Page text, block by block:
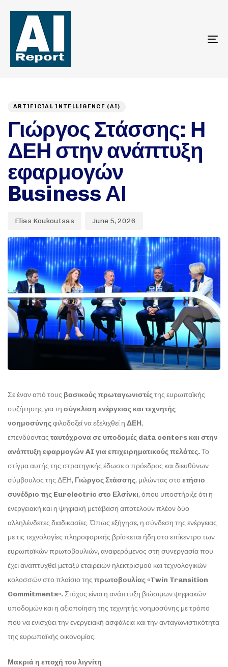
ARTIFICIAL INTELLIGENCE (AI)
Γιώργος Στάσσης: Η
ΔΕΗ στην ανάπτυξη
εφαρμογών
Business ΑΙ
Elias Koukoutsas June 5, 2026
Σε έναν από τους βασικούς πρωταγωνιστέςτης ευρωπαϊκής
συζήτησης για τη σύγκλιση ενέργειας και τεχνητής
νοημοσύνηςφιλοδοξεί να εξελιχθεί η ΔΕΗ,
επενδύοντας ταυτόχρονα σε υποδομές data centers και στην
ανάπτυξη εφαρμογών AI για επιχειρηματικούς πελάτες.Το
στίγμα αυτής της στρατηγικής έδωσε ο πρόεδρος και διευθύνων
σύμβουλος της ΔΕΗ, Γιώργος Στάσσης, μιλώντας στοετήσιο
συνέδριο της Eurelectric στο Ελσίνκι, όπου υποστήριξε ότι η
ενεργειακή και η ψηφιακή μετάβαση αποτελούν πλέον δύο
αλληλένδετες διαδικασίες. Όπως εξήγησε, η σύνδεση της ενέργειας
με τις τεχνολογίες πληροφορικής βρίσκεται ήδη στο επίκεντρο των
ευρωπαϊκών πρωτοβουλιών, αναφερόμενος στη συνεργασία που
έχει αναπτυχθεί μεταξύ εταιρειών ηλεκτρισμού και τεχνολογικών
κολοσσών στο πλαίσιο της πρωτοβουλίας «Twin Transition
Commitments».Στόχος είναι η ανάπτυξη βιώσιμων ψηφιακών
υποδομών και η αξιοποίηση της τεχνητής νοημοσύνης με τρόπο
που να ενισχύει την ενεργειακή ασφάλεια και την ανταγωνιστικότητα
της ευρωπαϊκής οικονομίας.
Μακριά η εποχή του λιγνίτη